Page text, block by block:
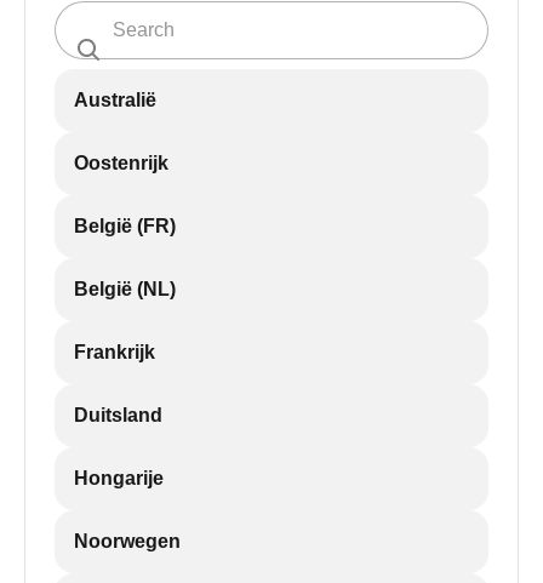
Australië
Oostenrijk
België (FR)
België (NL)
Frankrijk
Duitsland
Hongarije
Noorwegen